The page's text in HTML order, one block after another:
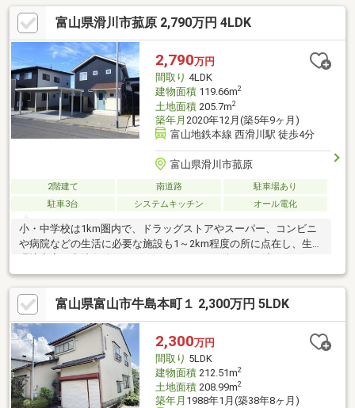
交換、トイレ交換、洗面化粧台交換【おすすめポイント】・本物
件は条件により住宅ローン減税が適用されます。・雨漏り、構造
上主要な部分の欠陥や腐食、給排水管の故障や漏水についてお引
渡しより２年間保証・シロアリ防除工事施工後5年間保証・お客様
に合わせたローンの組み方や金融機関をご提案。住宅ローンが初
めての方でもお気軽にご相談
富山県滑川市菰原 2,790万円 4LDK
2,790万円
間取り 4LDK
建物面積119.66m2
土地面積205.7m2
築年月 2020年12月(築5年9ヶ月)
富山地鉄本線 西滑川駅 徒歩4分
富山県滑川市菰原
2階建て 南道路
駐車場あり
駐車3台
システムキッチン オール電化
小・中学校は1km圏内で、ドラッグストアやスーパー、コンビニ
や病院などの生活に必要な施設も1～2km程度の所に点在し、生活
全室LED照明、カップボード、フロアタイル、外部物置、カーポ
ート2台・青空1台分。
富山県富山市牛島本町１ 2,300万円 5LDK
2,300万円
間取り 5LDK
建物面積212.51m2
土地面積208.99m2
築年月 1988年1月(築38年8ヶ月)